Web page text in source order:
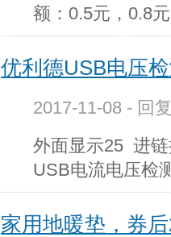
额：0.5元，0.8
优利德USB电压
2017-11-08 - 回
外面显示25 进
USB电流电压检
家用地暖垫，券